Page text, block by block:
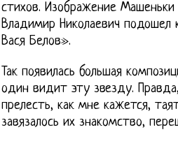
стихов. Изображение
Владимир Николаевич подошел
Вася Белов».
Так появилась большая
один видит эту звезду.
прелесть, как мне кажется,
завязалось их знакомство,